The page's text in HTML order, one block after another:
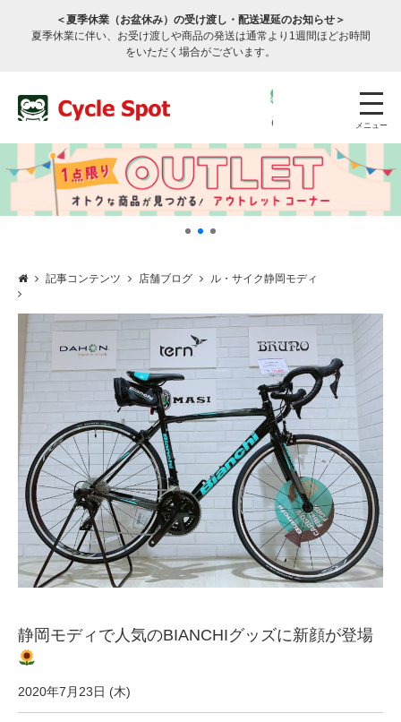
＜夏季休業（お盆休み）の受け渡し・配送遅延のお知らせ＞
夏季休業に伴い、お受け渡しや商品の発送は通常より1週間ほどお時間
をいただく場合がございます。
メニュー
サービスのご案内
サービス全般
修理・メンテナンス工賃
盗難保証
SpotMateログイン
オリジナル自転車
PB全車種カタログ
記事コンテンツ 店舗ブログ ル・サイク静岡モディ
静岡モディで人気のBIANCHIグッズに新顔が登場
2020年7月23日 (木)